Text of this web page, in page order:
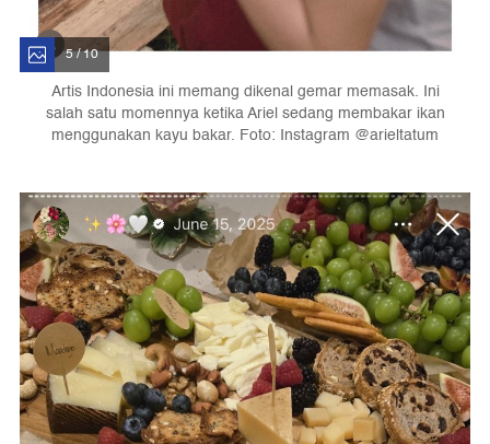
5 / 10
Artis Indonesia ini memang dikenal gemar memasak. Ini
salah satu momennya ketika Ariel sedang membakar ikan
menggunakan kayu bakar. Foto: Instagram @arieltatum